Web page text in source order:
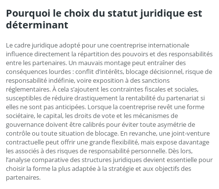
Pourquoi le choix du statut juridique est
déterminant
Le cadre juridique adopté pour une coentreprise internationale
influence directement la répartition des pouvoirs et des responsabilités
entre les partenaires. Un mauvais montage peut entraîner des
conséquences lourdes : conflit d’intérêts, blocage décisionnel, risque de
responsabilité indéfinie, voire exposition à des sanctions
réglementaires. À cela s’ajoutent les contraintes fiscales et sociales,
susceptibles de réduire drastiquement la rentabilité du partenariat si
elles ne sont pas anticipées. Lorsque la coentreprise revêt une forme
sociétaire, le capital, les droits de vote et les mécanismes de
gouvernance doivent être calibrés pour éviter toute asymétrie de
contrôle ou toute situation de blocage. En revanche, une joint-venture
contractuelle peut offrir une grande flexibilité, mais expose davantage
les associés à des risques de responsabilité personnelle. Dès lors,
l’analyse comparative des structures juridiques devient essentielle pour
choisir la forme la plus adaptée à la stratégie et aux objectifs des
partenaires.